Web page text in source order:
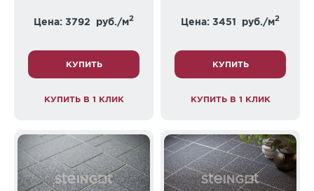
Цена: 3792 руб./м2
КУПИТЬ
КУПИТЬ В 1 КЛИК
Цена: 3451 руб./м2
КУПИТЬ
КУПИТЬ В 1 КЛИК